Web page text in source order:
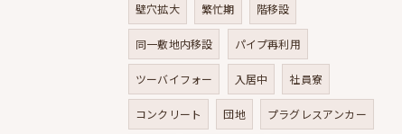
壁穴拡大 繁忙期 階移設
同一敷地内移設 パイプ再利用
ツーバイフォー 入居中 社員寮
コンクリート 団地 プラグレスアンカー